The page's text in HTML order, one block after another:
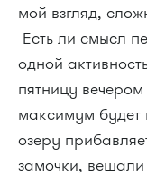
мой взгляд,
Есть ли смысл
одной
пятницу
максимум
озеру
замочки,